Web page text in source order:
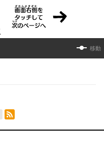
移動
RSSフィード